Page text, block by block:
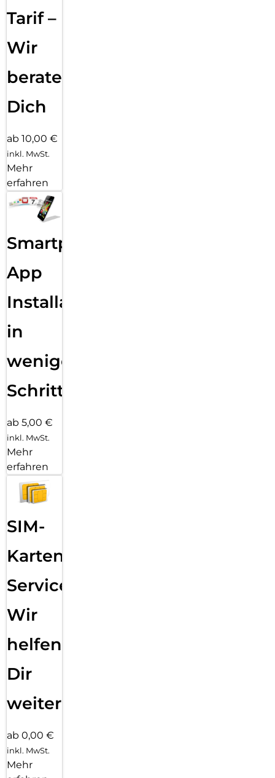
Tarif –
Wir
beraten
Dich
ab 10,00 €
inkl. MwSt.
Mehr
erfahren
Smartphone
App
Installation
in
wenigen
Schritten
ab 5,00 €
inkl. MwSt.
Mehr
erfahren
SIM-
Karten
Service:
Wir
helfen
Dir
weiter
ab 0,00 €
inkl. MwSt.
Mehr